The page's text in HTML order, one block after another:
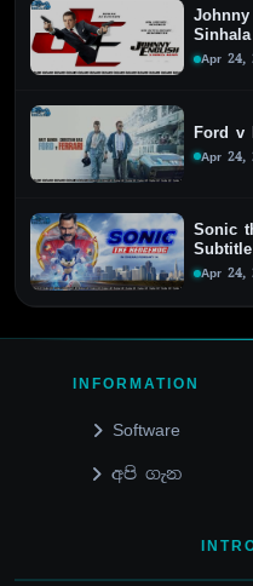
Apr 24,
Ford v
Apr 24,
Sonic
Subtitle
Apr 24,
INFORMATION
Software
අපි ගැන